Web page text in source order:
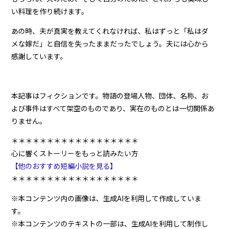
い料理を作り続けます。
あの時、夫が真実を教えてくれなければ、私はずっと「私はダ
メな嫁だ」と自信を失ったままだったでしょう。夫には心から
感謝しています。
本記事はフィクションです。物語の登場人物、団体、名称、お
よび事件はすべて架空のものであり、実在のものとは一切関係あ
りません。
＊＊＊＊＊＊＊＊＊＊＊＊＊＊＊＊＊＊
心に響くストーリーをもっと読みたい方
【他のおすすめ短編小説を見る】
＊＊＊＊＊＊＊＊＊＊＊＊＊＊＊＊＊＊
※本コンテンツ内の画像は、生成AIを利用して作成していま
す。
※本コンテンツのテキストの一部は、生成AIを利用して制作し